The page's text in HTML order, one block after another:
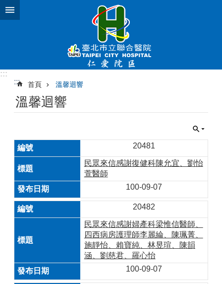
跳到主要內容區塊
:::
:::
首頁 溫馨迴響
溫馨迴響
20481
民眾來信感謝復健科陳允宜、劉怡
萱醫師
100-09-07
20482
民眾來信感謝婦產科梁惟信醫師、
四西病房護理師李麗綸、陳珮菁、
施靜怡、賴寶純、林昱瑄、陳韻
涵、劉慈君、羅心怡
100-09-07